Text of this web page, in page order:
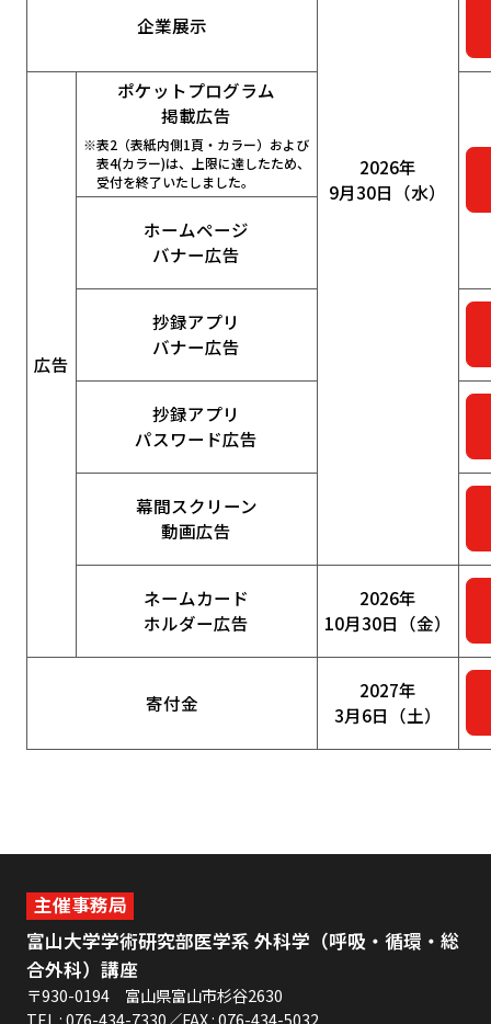
2026年
9月30日（水）
企業展示
広告
ポケットプログラム
掲載広告
※表2（表紙内側1頁・カラー）および
表4(カラー)は、上限に達したため、
受付を終了いたしました。
ホームページ
バナー広告
抄録アプリ
バナー広告
抄録アプリ
パスワード広告
幕間スクリーン
動画広告
ネームカード
ホルダー広告
2026年
10月30日（金）
寄付金
2027年
3月6日（土）
主催事務局
富山大学学術研究部医学系 外科学（呼吸・循環・総
合外科）講座
〒930-0194 富山県富山市杉谷2630
TEL : 076-434-7330／FAX : 076-434-5032